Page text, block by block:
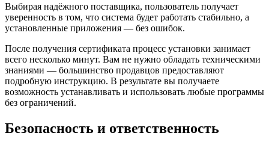
Выбирая надёжного поставщика, пользователь получает
уверенность в том, что система будет работать стабильно, а
установленные приложения — без ошибок.
После получения сертификата процесс установки занимает
всего несколько минут. Вам не нужно обладать техническими
знаниями — большинство продавцов предоставляют
подробную инструкцию. В результате вы получаете
возможность устанавливать и использовать любые программы
без ограничений.
Безопасность и ответственность